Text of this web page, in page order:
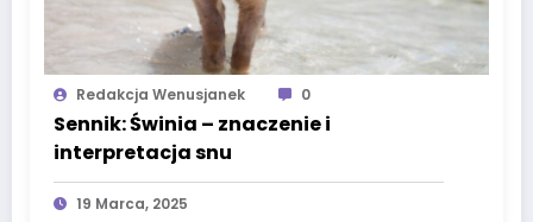
Redakcja Wenusjanek 0
Sennik: Świnia – znaczenie i
interpretacja snu
19 Marca, 2025